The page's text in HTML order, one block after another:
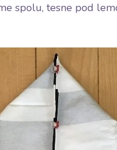
spolu, tesne pod